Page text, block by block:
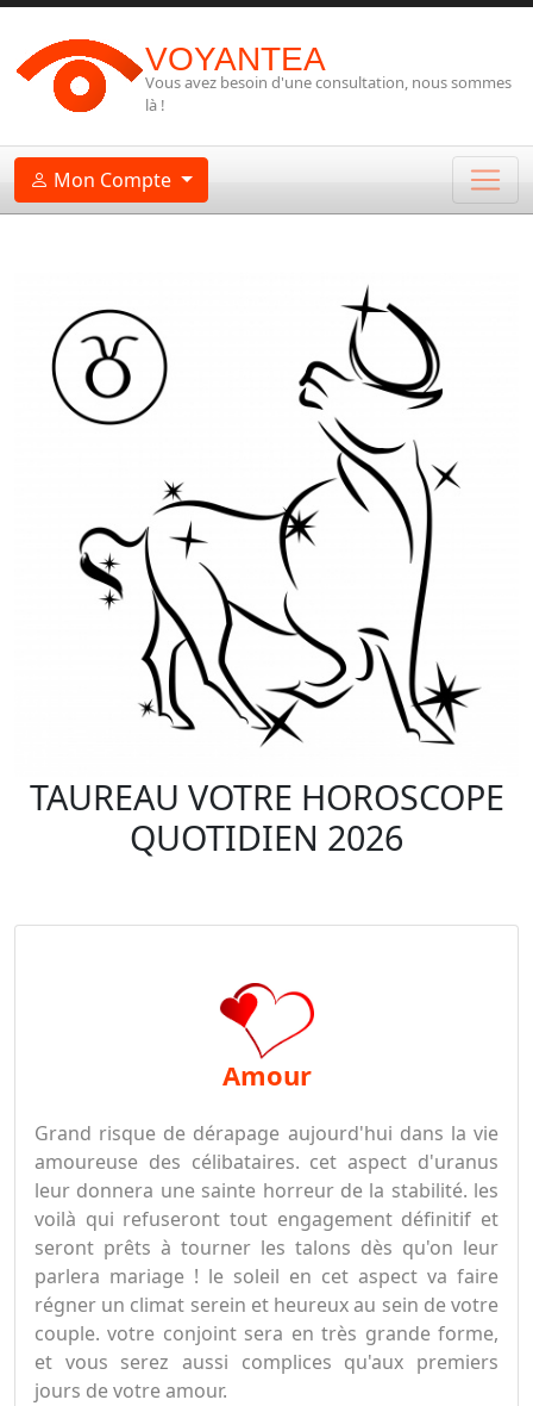
VOYANTEA
Vous avez besoin d'une consultation, nous sommes
là !
Mon Compte
TAUREAU VOTRE HOROSCOPE
QUOTIDIEN 2026
amour
Grand risque de dérapage aujourd'hui dans la vie
amoureuse des célibataires. cet aspect d'uranus
leur donnera une sainte horreur de la stabilité. les
voilà qui refuseront tout engagement définitif et
seront prêts à tourner les talons dès qu'on leur
parlera mariage ! le soleil en cet aspect va faire
régner un climat serein et heureux au sein de votre
couple. votre conjoint sera en très grande forme,
et vous serez aussi complices qu'aux premiers
jours de votre amour.